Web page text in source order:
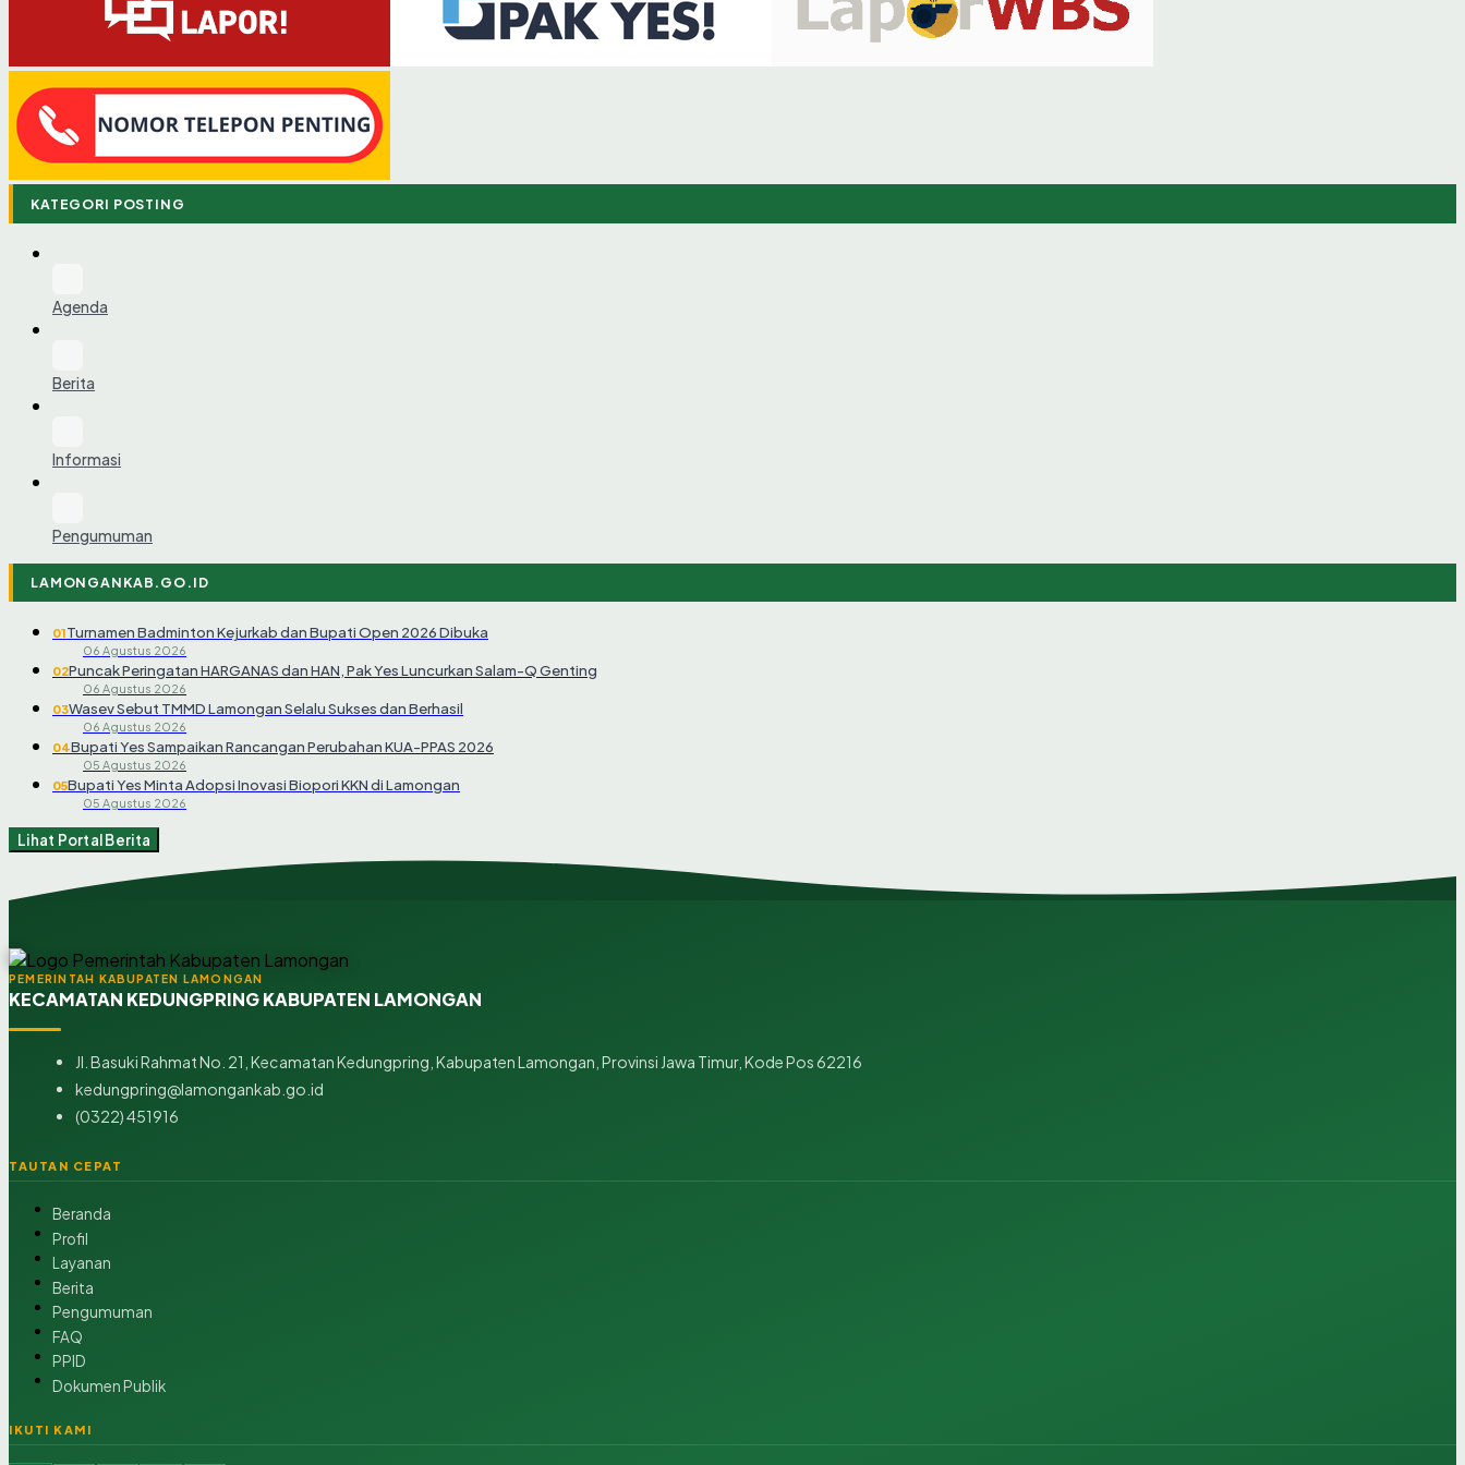
KATEGORI POSTING
Agenda
Berita
Informasi
Pengumuman
LAMONGANKAB.GO.ID
01Turnamen Badminton Kejurkab dan Bupati Open 2026 Dibuka
06 Agustus 2026
02Puncak Peringatan HARGANAS dan HAN, Pak Yes Luncurkan Salam-Q Genting
06 Agustus 2026
03Wasev Sebut TMMD Lamongan Selalu Sukses dan Berhasil
06 Agustus 2026
04Bupati Yes Sampaikan Rancangan Perubahan KUA-PPAS 2026
05 Agustus 2026
05Bupati Yes Minta Adopsi Inovasi Biopori KKN di Lamongan
05 Agustus 2026
Lihat Portal Berita
PEMERINTAH KABUPATEN LAMONGAN
KECAMATAN KEDUNGPRING KABUPATEN LAMONGAN
Jl. Basuki Rahmat No. 21, Kecamatan Kedungpring, Kabupaten Lamongan, Provinsi Jawa Timur, Kode Pos 62216
kedungpring@lamongankab.go.id
(0322) 451916
TAUTAN CEPAT
Beranda
Profil
Layanan
Berita
Pengumuman
FAQ
PPID
Dokumen Publik
IKUTI KAMI